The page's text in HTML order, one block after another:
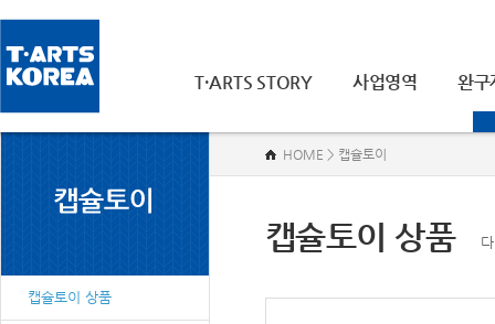
T·ARTS STORY 사업영역 완구
캡슐토이 상품
캡슐토이 상품
HOME > 캡슐토이